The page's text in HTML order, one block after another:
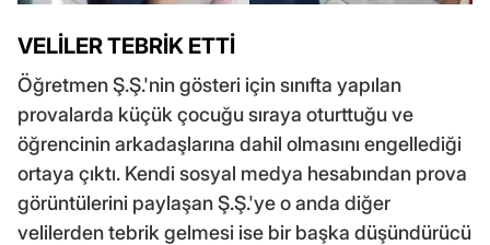
VELİLER TEBRİK ETTİ
Öğretmen Ş.Ş.'nin gösteri için sınıfta yapılan
provalarda küçük çocuğu sıraya oturttuğu ve
öğrencinin arkadaşlarına dahil olmasını engellediği
ortaya çıktı. Kendi sosyal medya hesabından prova
görüntülerini paylaşan Ş.Ş.'ye o anda diğer
velilerden tebrik gelmesi ise bir başka düşündürücü